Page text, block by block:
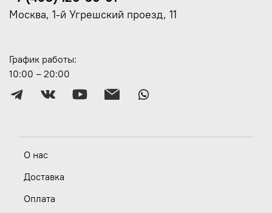
О нас
Доставка
Оплата
График работы:
10:00 – 20:00
Москва, 1-й Угрешский проезд, 11